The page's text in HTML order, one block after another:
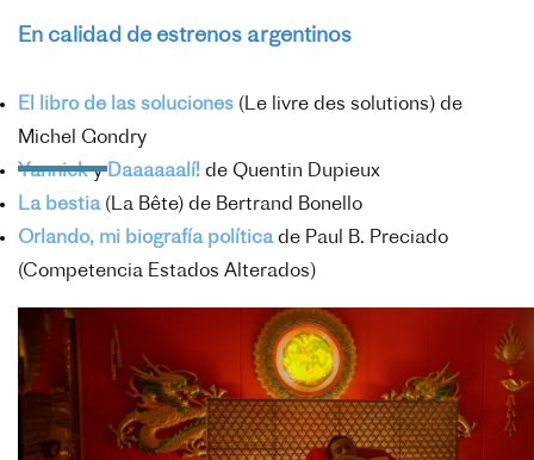
En calidad de estrenos argentinos
El libro de las soluciones (Le livre des solutions) de
Michel Gondry
YannickyDaaaaaalí! de Quentin Dupieux
La bestia(La Bête) de Bertrand Bonello
Orlando, mi biografía políticade Paul B. Preciado
(Competencia Estados Alterados)